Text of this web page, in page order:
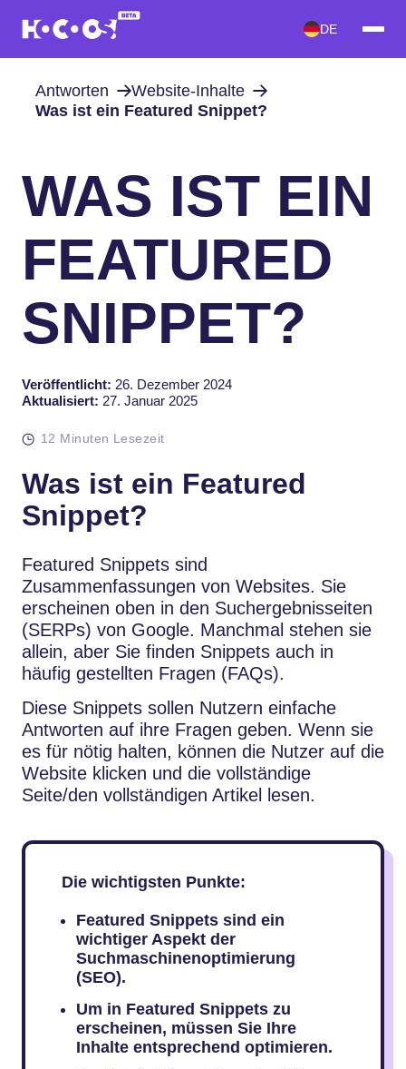
DE
Antworten
Website-Inhalte
Was ist ein Featured Snippet?
WAS IST EIN
FEATURED
SNIPPET?
Veröffentlicht: 26. Dezember 2024
Aktualisiert: 27. Januar 2025
12 Minuten Lesezeit
Was ist ein Featured
Snippet?
Featured Snippets sind
Zusammenfassungen von Websites. Sie
erscheinen oben in den Suchergebnisseiten
(SERPs) von Google. Manchmal stehen sie
allein, aber Sie finden Snippets auch in
häufig gestellten Fragen (FAQs).
Diese Snippets sollen Nutzern einfache
Antworten auf ihre Fragen geben. Wenn sie
es für nötig halten, können die Nutzer auf die
Website klicken und die vollständige
Seite/den vollständigen Artikel lesen.
Die wichtigsten Punkte:
Featured Snippets sind ein
wichtiger Aspekt der
Suchmaschinenoptimierung
(SEO).
Um in Featured Snippets zu
erscheinen, müssen Sie Ihre
Inhalte entsprechend optimieren.